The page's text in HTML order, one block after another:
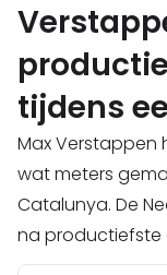
tijdens
Max Verstappen
wat meters
Catalunya. De
na productiefste